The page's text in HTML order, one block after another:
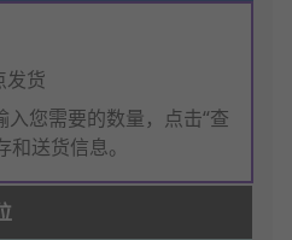
发货
您需要的数量，点击“查
送货信息。